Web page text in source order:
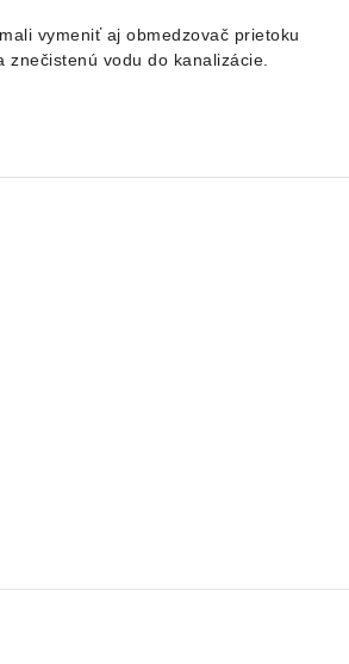
vymeniť aj obmedzovač prietoku
vodu do kanalizácie.